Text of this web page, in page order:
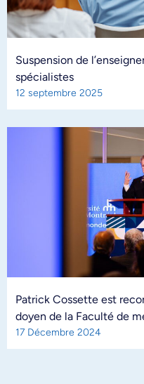
Suspension de
spécialistes
12 septembre 2025
Patrick Cossette est
doyen de la Faculté de
17 Décembre 2024